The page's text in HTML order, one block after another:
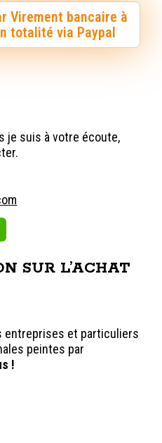
Virement bancaire à
totalité via Paypal
je suis à votre écoute,
SUR L’ACHAT
entreprises et particuliers
peintes par
!